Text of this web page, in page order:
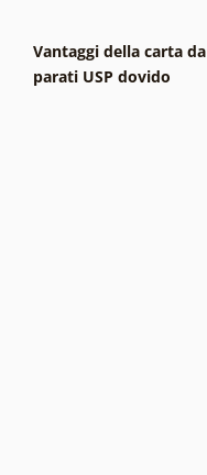
Vantaggi della carta da
parati USP dovido